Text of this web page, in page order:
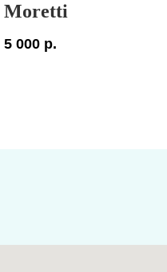
Moretti
5 000 р.